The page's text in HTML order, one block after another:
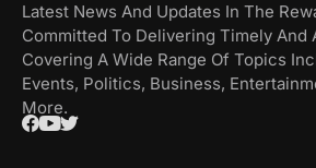
Latest News And Updates In The
Committed To Delivering Timely And
Covering A Wide Range Of Topics
Events, Politics, Business,
More.